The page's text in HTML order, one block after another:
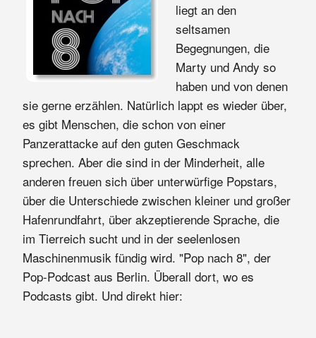
liegt an den
seltsamen
Begegnungen, die
Marty und Andy so
haben und von denen
sie gerne erzählen. Natürlich lappt es wieder über,
es gibt Menschen, die schon von einer
Panzerattacke auf den guten Geschmack
sprechen. Aber die sind in der Minderheit, alle
anderen freuen sich über unterwürfige Popstars,
über die Unterschiede zwischen kleiner und großer
Hafenrundfahrt, über akzeptierende Sprache, die
im Tierreich sucht und in der seelenlosen
Maschinenmusik fündig wird. "Pop nach 8", der
Pop-Podcast aus Berlin. Überall dort, wo es
Podcasts gibt. Und direkt hier: